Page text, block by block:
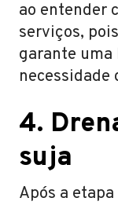
ao entender
serviços,
garante
necessidade
4.
suja
Após a